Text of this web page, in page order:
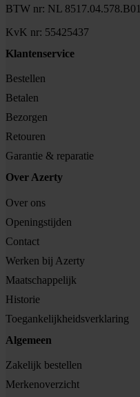
BTW nr: NL 8517.04.578.B01
KvK nr: 55425437
Klantenservice
Bestellen
Betalen
Bezorgen
Retouren
Garantie & reparatie
Over Azerty
Over ons
Openingstijden
Contact
Werken bij Azerty
Maatschappelijk
Historie
Toegankelijkheidsverklaring
Algemeen
Zakelijk bestellen
Merkenoverzicht